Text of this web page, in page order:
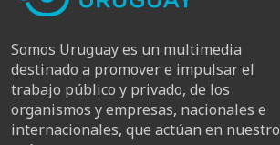
Somos Uruguay es un multimedia
destinado a promover e impulsar el
trabajo público y privado, de los
organismos y empresas, nacionales e
internacionales, que actúan en nuestro